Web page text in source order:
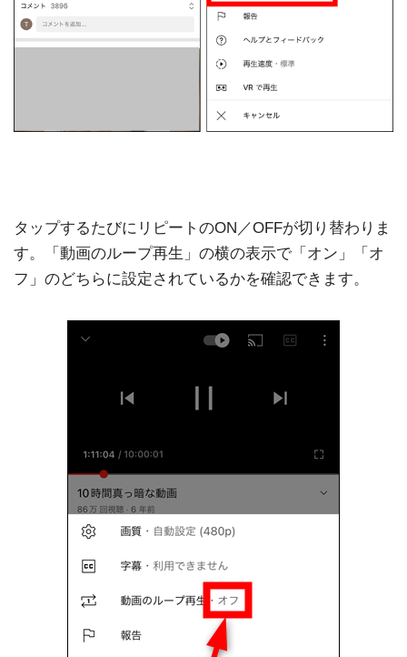
タップするたびにリピートのON／OFFが切り替わりま
す。「動画のループ再生」の横の表示で「オン」「オ
フ」のどちらに設定されているかを確認できます。